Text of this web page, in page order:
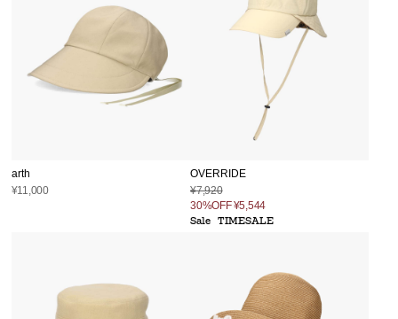
arth
¥11,000
OVERRIDE
¥7,920
30%OFF¥5,544
Sale TIMESALE